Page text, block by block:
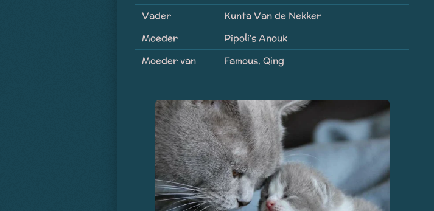
Vader
Kunta Van de Nekker
Moeder
Pipoli's Anouk
Moeder van
Famous, Qing